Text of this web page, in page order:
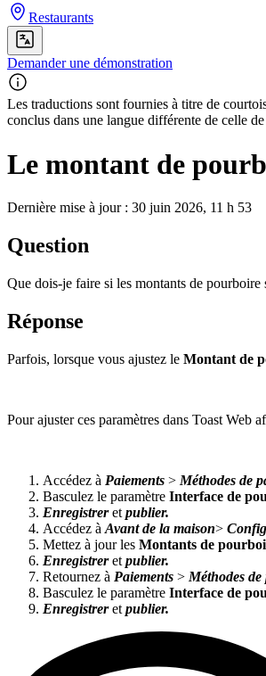
Restaurants
Demander une démonstration
Les traductions sont fournies à titre de
conclus dans une langue différente de celle
Le montant de
Dernière mise à jour : 30 juin 2026, 11 h 53
Question
Que dois-je faire si les montants de
Réponse
Parfois, lorsque vous ajustez le Montant de
Pour ajuster ces paramètres dans Toast Web
Accédez à Paiements > Méthodes de
Basculez le paramètre Interface de
Enregistreret publier.
Accédez à Avant de la maison>
Mettez à jour les Montants de
Enregistreret publier.
Retournez à Paiements > Méthodes de
Basculez le paramètre Interface de
Enregistreret publier.